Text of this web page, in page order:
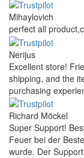
Mihaylovich
perfect all
Nerijus
Excellent store!
shipping, and the
purchasing
Richard Möckel
Super Support!
Feuer bei der
wurde. Der